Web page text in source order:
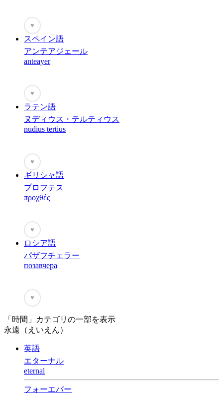
♥
スペイン語
アンテアジェール
anteayer
♥
ラテン語
ヌディウス・テルティウス
nudius tertius
♥
ギリシャ語
プロフテス
προχθές
♥
ロシア語
パザフチェラー
позавчера
♥
「時間」カテゴリの一部を表示
永遠（えいえん）
英語
エターナル
eternal
フォーエバー